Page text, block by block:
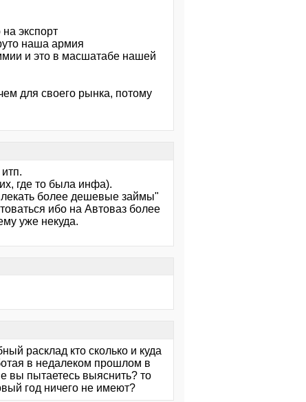
экспорт
наша армия
и это в масшатабе нашей
для своего рынка, потому
где то была инфа).
более дешевые займы"
ибо на Автоваз более
уже некуда.
расклад кто сколько и куда
в недалеком прошлом в
вы пытаетесь выяснить? то
год ничего не имеют?